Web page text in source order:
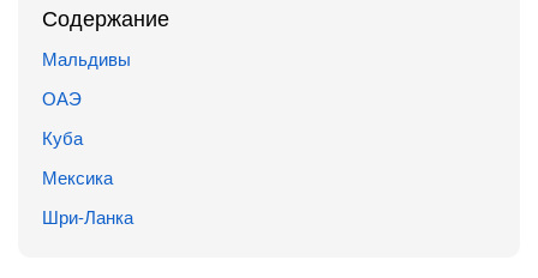
Содержание
Мальдивы
ОАЭ
Куба
Мексика
Шри-Ланка